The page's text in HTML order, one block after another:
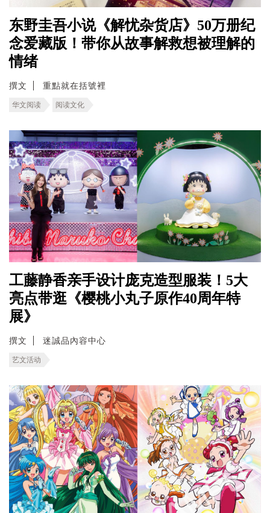
东野圭吾小说《解忧杂货店》50万册纪
念爱藏版！带你从故事解救想被理解的
情绪
撰文 重點就在括號裡
华文阅读 阅读文化
工藤静香亲手设计庞克造型服装！5大
亮点带逛《樱桃小丸子原作40周年特
展》
撰文 迷誠品內容中心
艺文活动